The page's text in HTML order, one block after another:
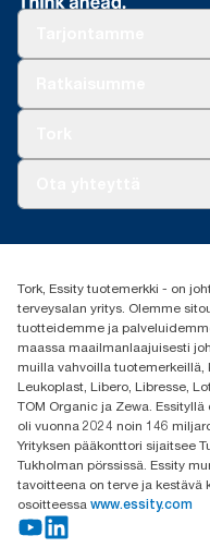
(+358) 9 5068 8222
Oy Essity Finland Ab
Revontulenkuja 1
02100 Espoo
Tork, Essity tuotemerkki - on
terveysalan yritys. Olemme
tuotteidemme ja
maassa maailmanlaajuisesti
muilla vahvoilla tuotemerkeillä,
Leukoplast, Libero, Libresse,
TOM Organic ja Zewa.
oli vuonna 2024 noin 146
Yrityksen pääkonttori sijaitsee
Tukholman pörssissä. Essity
tavoitteena on terve ja
osoitteessa www.essity.com